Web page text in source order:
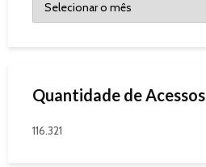
Quantidade de Acessos
116.321